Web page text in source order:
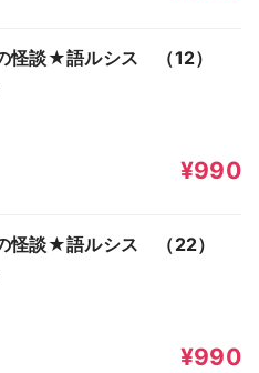
怪談★語ルシス （12）
¥990
怪談★語ルシス （22）
¥990